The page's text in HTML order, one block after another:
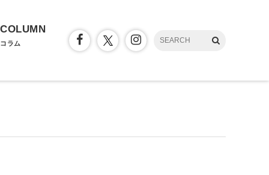
COLUMN
コラム